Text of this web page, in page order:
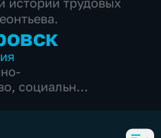
, социально-